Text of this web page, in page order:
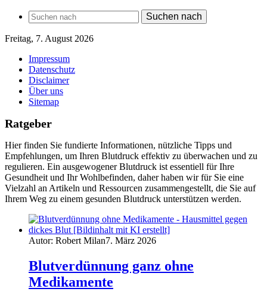
Suchen nach
Freitag, 7. August 2026
Impressum
Datenschutz
Disclaimer
Über uns
Sitemap
Ratgeber
Hier finden Sie fundierte Informationen, nützliche Tipps und
Empfehlungen, um Ihren Blutdruck effektiv zu überwachen und zu
regulieren. Ein ausgewogener Blutdruck ist essentiell für Ihre
Gesundheit und Ihr Wohlbefinden, daher haben wir für Sie eine
Vielzahl an Artikeln und Ressourcen zusammengestellt, die Sie auf
Ihrem Weg zu einem gesunden Blutdruck unterstützen werden.
Autor: Robert Milan7. März 2026
Blutverdünnung ganz ohne
Medikamente